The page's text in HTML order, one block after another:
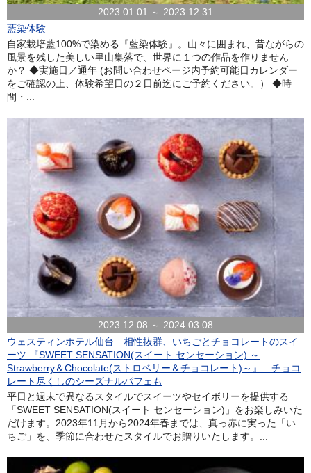
2023.01.01 ～ 2023.12.31
藍染体験
自家栽培藍100%で染める『藍染体験』。山々に囲まれ、昔ながらの
風景を残した美しい里山集落で、世界に１つの作品を作りません
か？ ◆実施日／通年 (お問い合わせページ内予約可能日カレンダー
をご確認の上、体験希望日の２日前迄にご予約ください。） ◆時
間・...
2023.12.08 ～ 2024.03.08
ウェスティンホテル仙台 相性抜群、いちごとチョコレートのスイ
ーツ 『SWEET SENSATION(スイート センセーション) ～
Strawberry＆Chocolate(ストロベリー＆チョコレート)～』 チョコ
レート尽くしのシーズナルパフェも
平日と週末で異なるスタイルでスイーツやセイボリーを提供する
「SWEET SENSATION(スイート センセーション)」をお楽しみいた
だけます。2023年11月から2024年春までは、真っ赤に実った「い
ちご」を、季節に合わせたスタイルでお贈りいたします。...